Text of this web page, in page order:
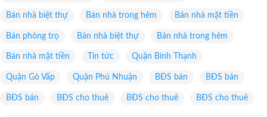
Bán nhà biệt thự Bán nhà trong hẻm Bán nhà mặt tiền
Bán phòng trọ Bán nhà biệt thự Bán nhà trong hẻm
Bán nhà mặt tiền Tin tức Quận Bình Thạnh
Quận Gò Vấp Quận Phú Nhuận BĐS bán BĐS bán
BĐS bán BĐS cho thuê BĐS cho thuê BĐS cho thuê